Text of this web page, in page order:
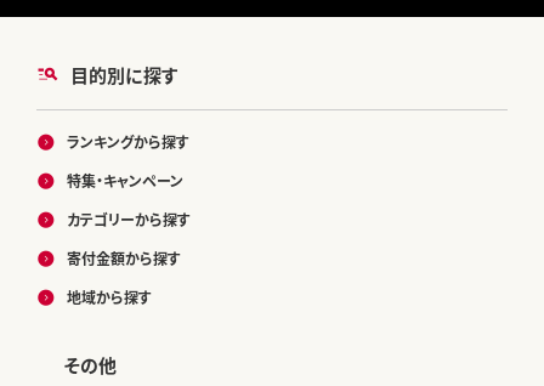
目的別に探す
ランキングから探す
特集・キャンペーン
カテゴリーから探す
寄付金額から探す
地域から探す
その他